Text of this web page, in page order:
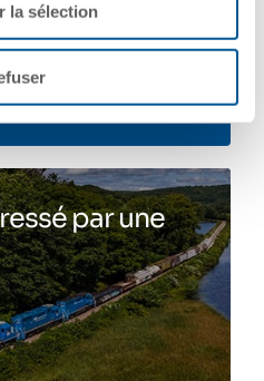
la sélection
par une